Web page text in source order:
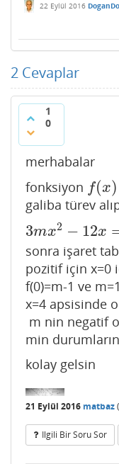
22 Eylül 2016
2 Cevaplar
1
0
merhabalar
fonksiyon f(x)
f(x)=
galiba türev
3mx2 − 12x
3mx2− 12 x=0
sonra işaret
pozitif için x=0
f(0)=m-1 ve
x=4 apsisinde
m nin negatif
min
kolay gelsin
21 Eylül 2016 matbaz(
Ilgili Bir Soru Sor